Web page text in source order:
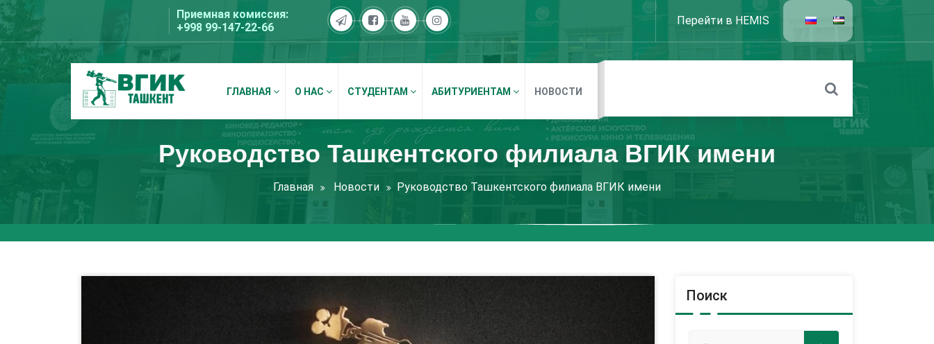
Перейти
к
содержимому
Приемная комиссия:
+998 99-147-22-66
Перейти в HEMIS
ВГИК Ташкент
ГЛАВНАЯ О НАС СТУДЕНТАМ АБИТУРИЕНТАМ НОВОСТИ
Руководство Ташкентского филиала ВГИК имени
Главная Новости Руководство Ташкентского филиала ВГИК имени
Поиск